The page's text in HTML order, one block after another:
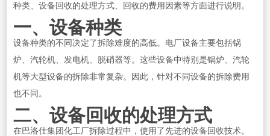
种类、设备回收的处理方式、回收的费用因素等方面进行说明。
一、设备种类
设备种类的不同决定了拆除难度的高低。电厂设备主要包括锅
炉、汽轮机、发电机、脱硝器等。这些设备中特别是锅炉、汽轮
机等大型设备的拆除非常复杂。因此，针对不同设备的拆除费用
也不同。
二、设备回收的处理方式
在巴洛仕集团化工厂拆除过程中，使用了先进的设备回收技术。